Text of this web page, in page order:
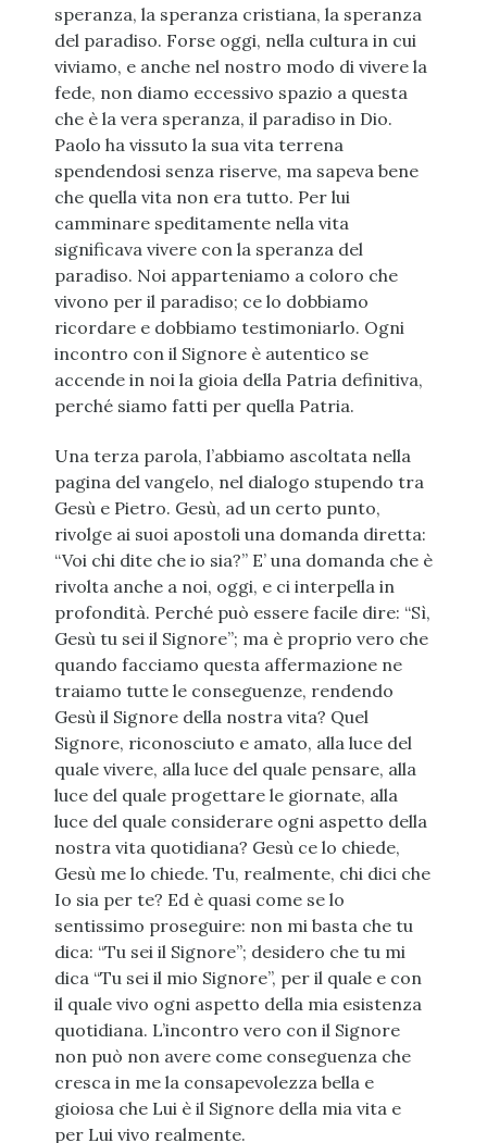
speranza, la speranza cristiana, la speranza
del paradiso. Forse oggi, nella cultura in cui
viviamo, e anche nel nostro modo di vivere la
fede, non diamo eccessivo spazio a questa
che è la vera speranza, il paradiso in Dio.
Paolo ha vissuto la sua vita terrena
spendendosi senza riserve, ma sapeva bene
che quella vita non era tutto. Per lui
camminare speditamente nella vita
significava vivere con la speranza del
paradiso. Noi apparteniamo a coloro che
vivono per il paradiso; ce lo dobbiamo
ricordare e dobbiamo testimoniarlo. Ogni
incontro con il Signore è autentico se
accende in noi la gioia della Patria definitiva,
perché siamo fatti per quella Patria.
Una terza parola, l’abbiamo ascoltata nella
pagina del vangelo, nel dialogo stupendo tra
Gesù e Pietro. Gesù, ad un certo punto,
rivolge ai suoi apostoli una domanda diretta:
“Voi chi dite che io sia?” E’ una domanda che è
rivolta anche a noi, oggi, e ci interpella in
profondità. Perché può essere facile dire: “Sì,
Gesù tu sei il Signore”; ma è proprio vero che
quando facciamo questa affermazione ne
traiamo tutte le conseguenze, rendendo
Gesù il Signore della nostra vita? Quel
Signore, riconosciuto e amato, alla luce del
quale vivere, alla luce del quale pensare, alla
luce del quale progettare le giornate, alla
luce del quale considerare ogni aspetto della
nostra vita quotidiana? Gesù ce lo chiede,
Gesù me lo chiede. Tu, realmente, chi dici che
Io sia per te? Ed è quasi come se lo
sentissimo proseguire: non mi basta che tu
dica: “Tu sei il Signore”; desidero che tu mi
dica “Tu sei il mio Signore”, per il quale e con
il quale vivo ogni aspetto della mia esistenza
quotidiana. L’incontro vero con il Signore
non può non avere come conseguenza che
cresca in me la consapevolezza bella e
gioiosa che Lui è il Signore della mia vita e
per Lui vivo realmente.